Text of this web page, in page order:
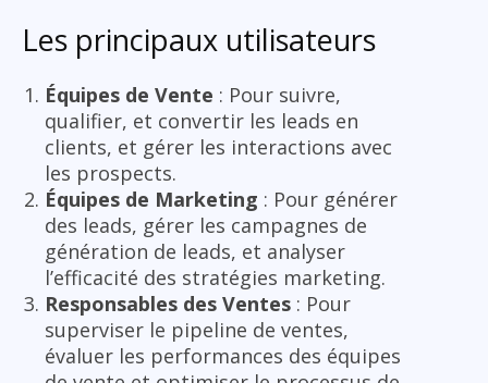
Les principaux utilisateurs
Équipes de Vente : Pour suivre,
qualifier, et convertir les leads en
clients, et gérer les interactions avec
les prospects.
Équipes de Marketing : Pour générer
des leads, gérer les campagnes de
génération de leads, et analyser
l’efficacité des stratégies marketing.
Responsables des Ventes : Pour
superviser le pipeline de ventes,
évaluer les performances des équipes